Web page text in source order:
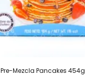
Pre-Mezcla Pancakes 454g